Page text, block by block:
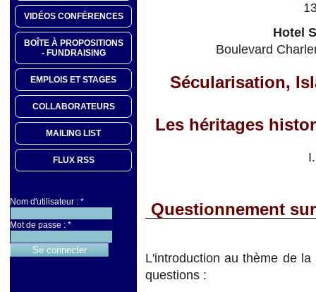
VIDÉOS CONFÉRENCES
BOÎTE À PROPOSITIONS
- FUNDRAISING
EMPLOIS ET STAGES
COLLABORATEURS
MAILING LIST
FLUX RSS
Nom d'utilisateur : *
Mot de passe : *
Hotel
Boulevard
Sécularisation,
Les héritages
Questionnement
L'introduction au thème de
questions :